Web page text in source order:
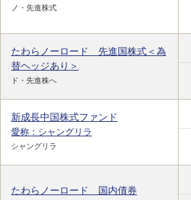
ノ・先進株式
たわらノーロード 先進国株式＜為
替ヘッジあり＞
ド・先進株へ
新成長中国株式ファンド
愛称：シャングリラ
シャングリラ
たわらノーロード 国内債券